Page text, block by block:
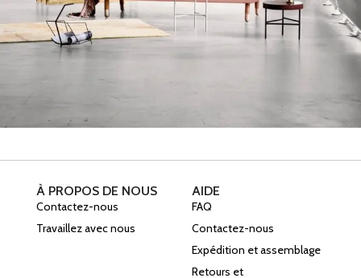
À PROPOS DE NOUS
Contactez-nous
Travaillez avec nous
AIDE
FAQ
Contactez-nous
Expédition et assemblage
Retours et